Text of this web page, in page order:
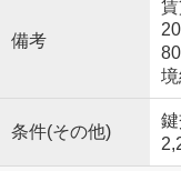
備考
条件(その他)